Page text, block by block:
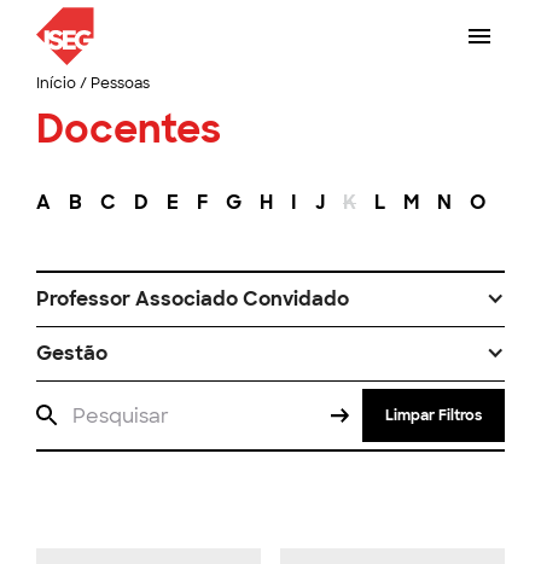
Início/ Pessoas
Docentes
A B C D E F G H I J K L M N O
Professor Associado Convidado
Gestão
Limpar Filtros